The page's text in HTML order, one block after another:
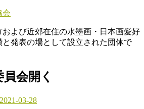
会
よび近郊在住の水墨画・日本画愛好
発表の場として設立された団体で
会開く
2021-03-28